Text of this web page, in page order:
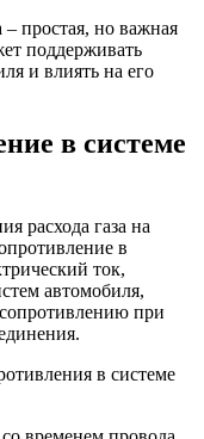
– простая, но важная
поддерживать
и влиять на его
в системе
расхода газа на
в
ток,
автомобиля,
при
в системе